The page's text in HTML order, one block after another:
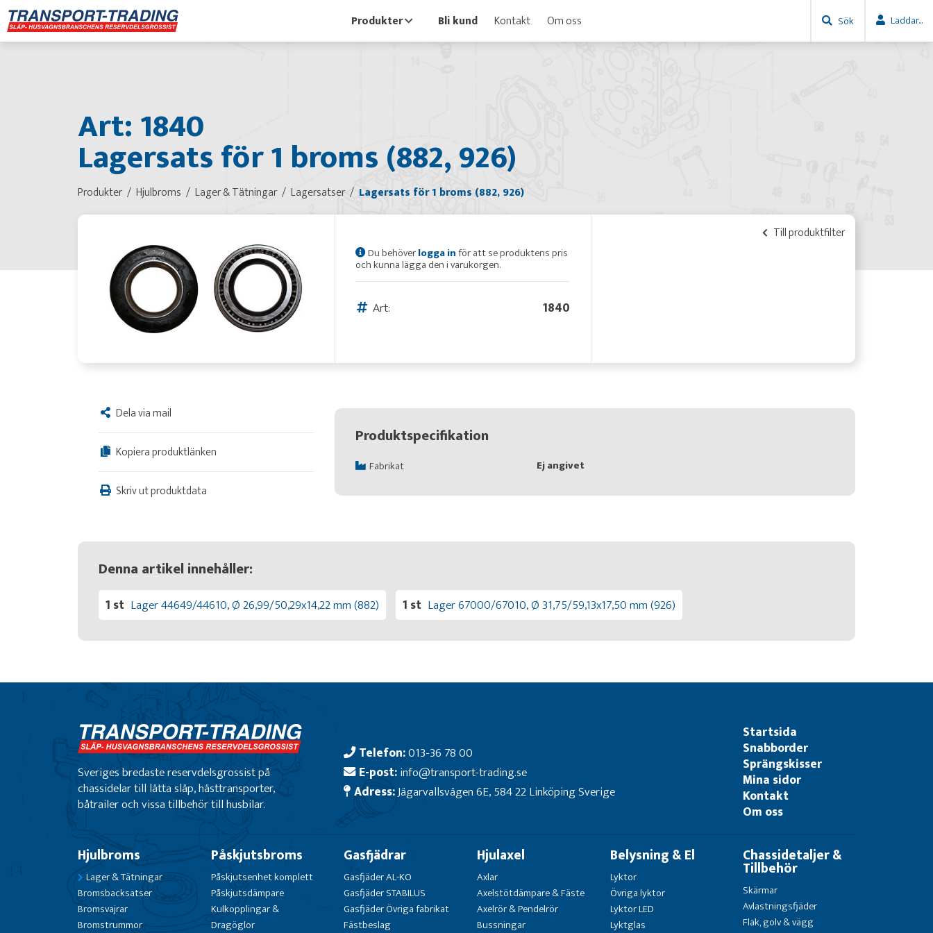
Produkter Bli kund Kontakt Om oss Sök Laddar...
Art: 1840
Lagersats för 1 broms (882, 926)
Produkter Hjulbroms Lager & Tätningar Lagersatser Lagersats för 1 broms (882, 926)
Till produktfilter
Du behöverlogga inför att se produktens pris
och kunna lägga den i varukorgen.
Art: 1840
Dela via mail
Kopiera produktlänken
Skriv ut produktdata
Produktspecifikation
Fabrikat Ej angivet
Denna artikel innehåller:
1 st Lager 44649/44610, Ø 26,99/50,29x14,22 mm (882) 1 st Lager 67000/67010, Ø 31,75/59,13x17,50 mm (926)
Sveriges bredaste reservdelsgrossist på
chassidelar till lätta släp, hästtransporter,
båtrailer och vissa tillbehör till husbilar.
Telefon:013-36 78 00
E-post:info@transport-trading.se
Adress:Jägarvallsvägen 6E, 584 22 Linköping Sverige
Startsida
Snabborder
Sprängskisser
Mina sidor
Kontakt
Om oss
Hjulbroms
Lager & Tätningar
Bromsbacksatser
Bromsvajrar
Bromstrummor
Påskjutsbroms
Påskjutsenhet komplett
Påskjutsdämpare
Kulkopplingar &
Dragöglor
Gasfjädrar
Gasfjäder AL-KO
Gasfjäder STABILUS
Gasfjäder Övriga fabrikat
Fästbeslag
Hjulaxel
Axlar
Axelstötdämpare & Fäste
Axelrör & Pendelrör
Bussningar
Belysning & El
Lyktor
Övriga lyktor
Lyktor LED
Lyktglas
Chassidetaljer &
Tillbehör
Skärmar
Avlastningsfjäder
Flak, golv & vägg